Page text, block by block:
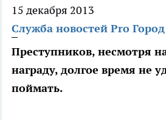
15 декабря 2013
Служба новостей Pro
Преступников, несмотря
награду, долгое время не
поймать.